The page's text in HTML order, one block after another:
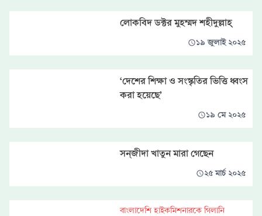
লোকবিদ ডক্টর মুহম্মদ শহীদুল্লাহ্‌
১৯ জুলাই ২০২৫
‘দেশের শিক্ষা ও সংস্কৃতির ভিত্তি ধ্বংস
করা হয়েছে’
১৯ মে ২০২৫
সন্‌জীদা খাতুন মারা গেছেন
২৫ মার্চ ২০২৫
বাংলাদেশি হাইকমিশনারকে গিলানি